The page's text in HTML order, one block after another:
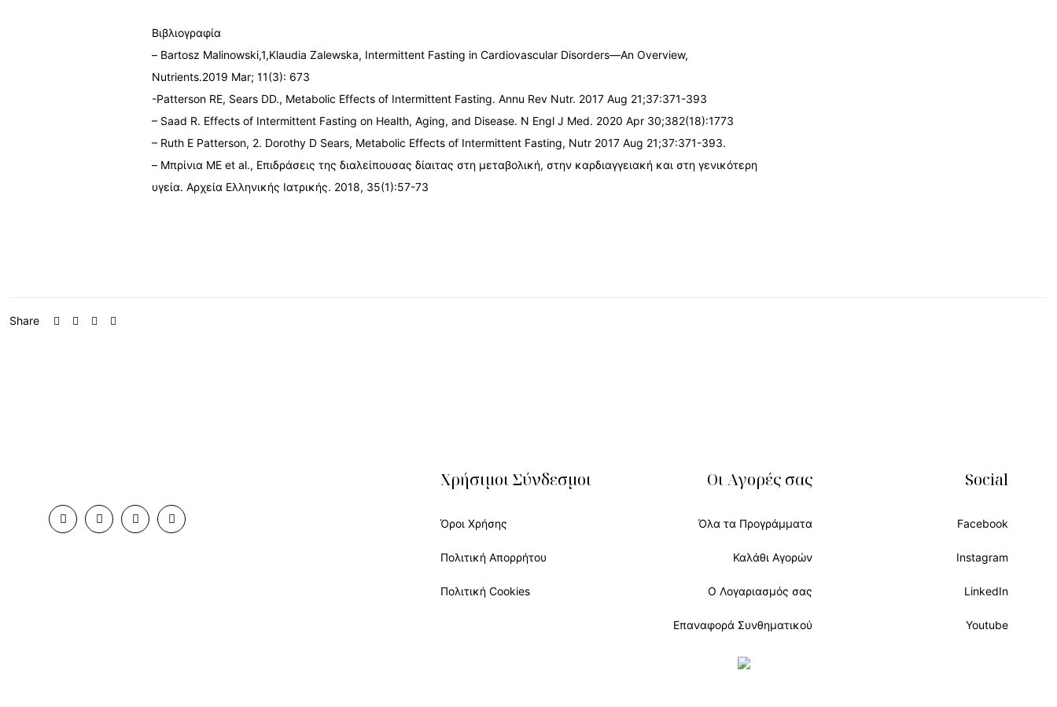
Βιβλιογραφία
– Bartosz Malinowski,1,Klaudia Zalewska, Intermittent Fasting in Cardiovascular Disorders—An Overview,
Nutrients.2019 Mar; 11(3): 673
-Patterson RE, Sears DD., Metabolic Effects of Intermittent Fasting. Annu Rev Nutr. 2017 Aug 21;37:371-393
– Saad R. Effects of Intermittent Fasting on Health, Aging, and Disease. N Engl J Med. 2020 Apr 30;382(18):1773
– Ruth E Patterson, 2. Dorothy D Sears, Metabolic Effects of Intermittent Fasting, Nutr 2017 Aug 21;37:371-393.
– Μπρίνια ΜΕ et al., Επιδράσεις της διαλείπουσας δίαιτας στη μεταβολική, στην καρδιαγγειακή και στη γενικότερη
υγεία. Αρχεία Ελληνικής Ιατρικής. 2018, 35(1):57-73
Share
Χρήσιμοι Σύνδεσμοι
Όροι Χρήσης
Πολιτική Απορρήτου
Πολιτική Cookies
Οι Αγορές σας
Όλα τα Προγράμματα
Καλάθι Αγορών
Ο Λογαριασμός σας
Επαναφορά Συνθηματικού
Social
Facebook
Instagram
LinkedIn
Youtube